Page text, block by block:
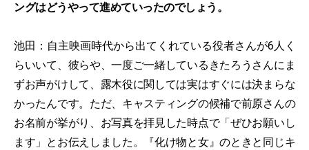
ングはどうやって進めていったのでしょう。
池田：自主映画時代から出てくれている役者さんが6人く
らいいて、彼らや、一度ご一緒しているきたろうさんにま
ずお声がけして、露木役に関しては実はすぐには決まらな
かったんです。ただ、キャスティングの候補で前原さんの
お名前が挙がり、お写真を拝見した時点で「ぜひお願いし
ます」とお伝えしました。『化け物と女』のときと同じキ